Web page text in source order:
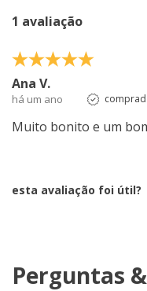
1 avaliação
Ana V.
há um ano
Muito bonito e um
esta avaliação foi útil?
Perguntas